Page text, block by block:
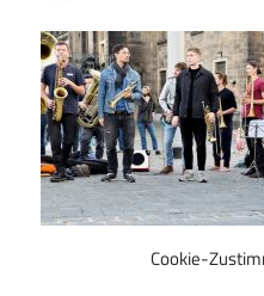
Cookie-